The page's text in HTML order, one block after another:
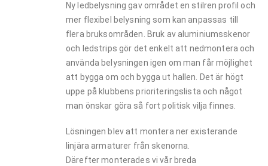
Ny ledbelysning gav området en stilren profil och
mer flexibel belysning som kan anpassas till
flera bruksområden. Bruk av aluminiumsskenor
och ledstrips gör det enkelt att nedmontera och
använda belysningen igen om man får möjlighet
att bygga om och bygga ut hallen. Det är högt
uppe på klubbens prioriteringslista och något
man önskar göra så fort politisk vilja finnes.
Lösningen blev att montera ner existerande
linjära armaturer från skenorna.
Därefter monterades vi vår breda